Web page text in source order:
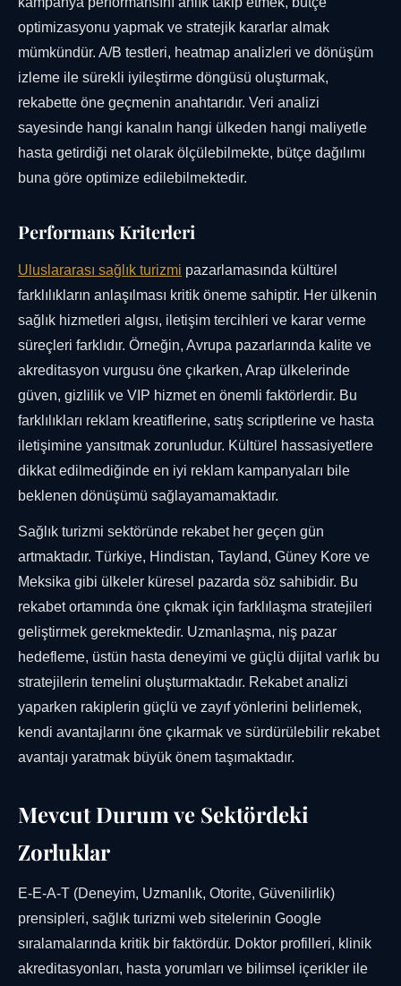
optimizasyonu yapmak ve stratejik kararlar almak
mümkündür. A/B testleri, heatmap analizleri ve dönüşüm
izleme ile sürekli iyileştirme döngüsü oluşturmak,
rekabette öne geçmenin anahtarıdır. Veri analizi
sayesinde hangi kanalın hangi ülkeden hangi maliyetle
hasta getirdiği net olarak ölçülebilmekte, bütçe dağılımı
buna göre optimize edilebilmektedir.
Performans Kriterleri
Uluslararası sağlık turizmi pazarlamasında kültürel
farklılıkların anlaşılması kritik öneme sahiptir. Her ülkenin
sağlık hizmetleri algısı, iletişim tercihleri ve karar verme
süreçleri farklıdır. Örneğin, Avrupa pazarlarında kalite ve
akreditasyon vurgusu öne çıkarken, Arap ülkelerinde
güven, gizlilik ve VIP hizmet en önemli faktörlerdir. Bu
farklılıkları reklam kreatiflerine, satış scriptlerine ve hasta
iletişimine yansıtmak zorunludur. Kültürel hassasiyetlere
dikkat edilmediğinde en iyi reklam kampanyaları bile
beklenen dönüşümü sağlayamamaktadır.
Sağlık turizmi sektöründe rekabet her geçen gün
artmaktadır. Türkiye, Hindistan, Tayland, Güney Kore ve
Meksika gibi ülkeler küresel pazarda söz sahibidir. Bu
rekabet ortamında öne çıkmak için farklılaşma stratejileri
geliştirmek gerekmektedir. Uzmanlaşma, niş pazar
hedefleme, üstün hasta deneyimi ve güçlü dijital varlık bu
stratejilerin temelini oluşturmaktadır. Rekabet analizi
yaparken rakiplerin güçlü ve zayıf yönlerini belirlemek,
kendi avantajlarını öne çıkarmak ve sürdürülebilir rekabet
avantajı yaratmak büyük önem taşımaktadır.
Mevcut Durum ve Sektördeki
Zorluklar
E-E-A-T (Deneyim, Uzmanlık, Otorite, Güvenilirlik)
prensipleri, sağlık turizmi web sitelerinin Google
sıralamalarında kritik bir faktördür. Doktor profilleri, klinik
akreditasyonları, hasta yorumları ve bilimsel içerikler ile